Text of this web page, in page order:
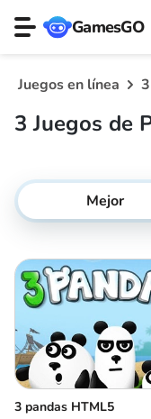
GamesGO
Juegos en línea
3 Juegos de
Mejor
3 pandas HTML5